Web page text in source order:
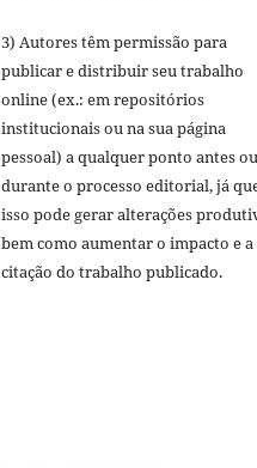
3) Autores têm permissão para
publicar e distribuir seu trabalho
online (ex.: em repositórios
institucionais ou na sua página
pessoal) a qualquer ponto antes ou
durante o processo editorial, já
isso pode gerar alterações
bem como aumentar o impacto e a
citação do trabalho publicado.